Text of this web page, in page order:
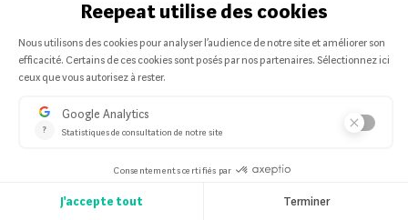
Top Produit HP- Ordinateur portable
HP ProBook 440 G6 14”
200 offers from: